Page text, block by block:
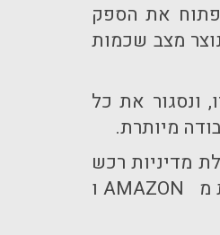
את הספק
מצב שכמות
ונסגור את כל
מיותרת.
מדיניות רכש
שלא מאפשרת רכישות מידיות בכרטיס אשראי אונליין של שירותים כגון רישום לקורס או כנס, מגזין, ספרים, רכישות מ AMAZON ו